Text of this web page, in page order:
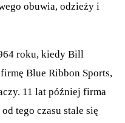
obuwia, odzieży i
roku, kiedy Bill
Blue Ribbon Sports,
11 lat później firma
tego czasu stale się